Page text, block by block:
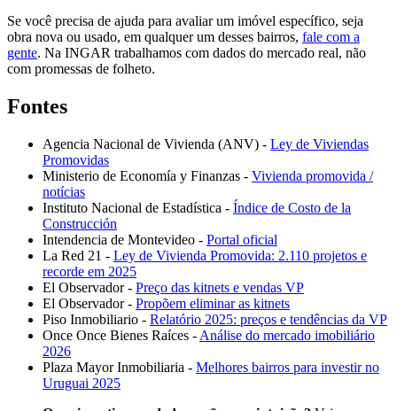
Se você precisa de ajuda para avaliar um imóvel específico, seja
obra nova ou usado, em qualquer um desses bairros, fale com a
gente. Na INGAR trabalhamos com dados do mercado real, não
com promessas de folheto.
Fontes
Agencia Nacional de Vivienda (ANV) - Ley de Viviendas
Promovidas
Ministerio de Economía y Finanzas - Vivienda promovida /
notícias
Instituto Nacional de Estadística - Índice de Costo de la
Construcción
Intendencia de Montevideo - Portal oficial
La Red 21 - Ley de Vivienda Promovida: 2.110 projetos e
recorde em 2025
El Observador - Preço das kitnets e vendas VP
El Observador - Propõem eliminar as kitnets
Piso Inmobiliario - Relatório 2025: preços e tendências da VP
Once Once Bienes Raíces - Análise do mercado imobiliário
2026
Plaza Mayor Inmobiliaria - Melhores bairros para investir no
Uruguai 2025